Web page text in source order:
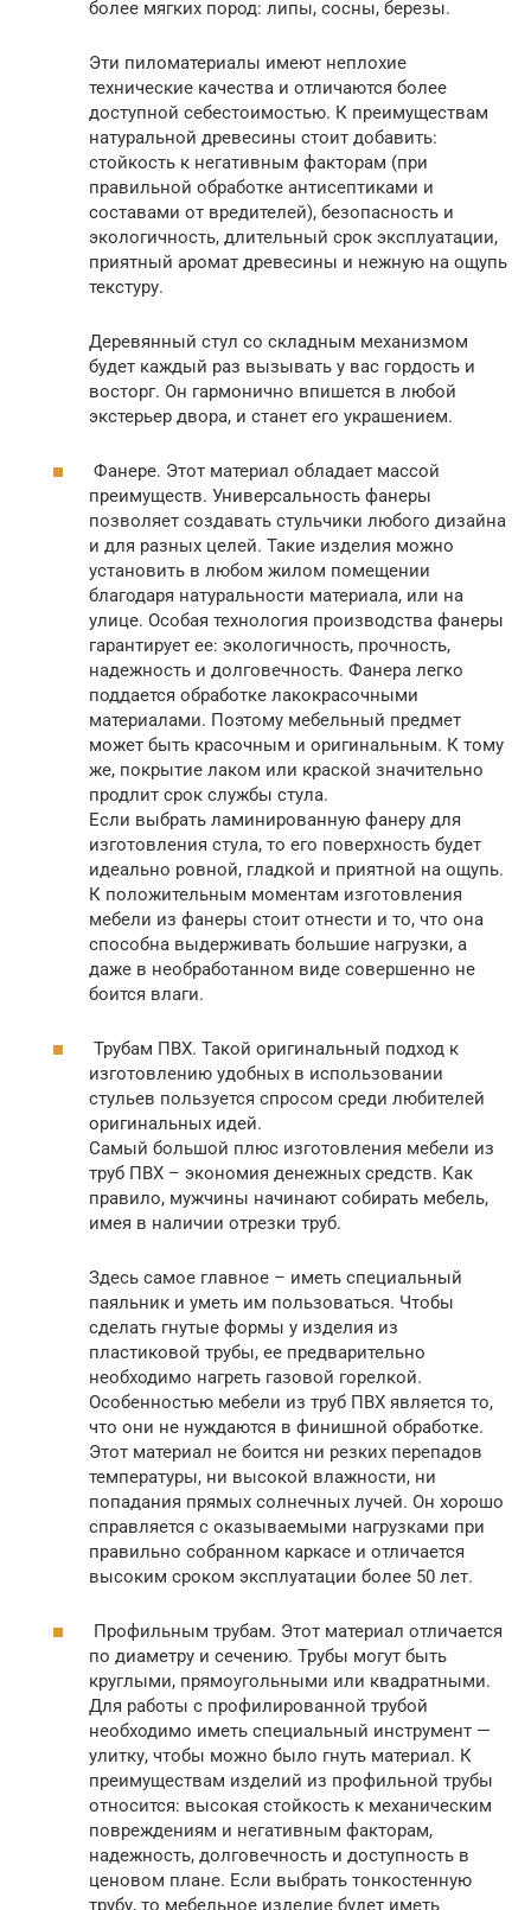
более мягких пород: липы, сосны, березы.
Эти пиломатериалы имеют неплохие
технические качества и отличаются более
доступной себестоимостью. К преимуществам
натуральной древесины стоит добавить:
стойкость к негативным факторам (при
правильной обработке антисептиками и
составами от вредителей), безопасность и
экологичность, длительный срок эксплуатации,
приятный аромат древесины и нежную на ощупь
текстуру.
Деревянный стул со складным механизмом
будет каждый раз вызывать у вас гордость и
восторг. Он гармонично впишется в любой
экстерьер двора, и станет его украшением.
Фанере. Этот материал обладает массой
преимуществ. Универсальность фанеры
позволяет создавать стульчики любого дизайна
и для разных целей. Такие изделия можно
установить в любом жилом помещении
благодаря натуральности материала, или на
улице. Особая технология производства фанеры
гарантирует ее: экологичность, прочность,
надежность и долговечность. Фанера легко
поддается обработке лакокрасочными
материалами. Поэтому мебельный предмет
может быть красочным и оригинальным. К тому
же, покрытие лаком или краской значительно
продлит срок службы стула.
Если выбрать ламинированную фанеру для
изготовления стула, то его поверхность будет
идеально ровной, гладкой и приятной на ощупь.
К положительным моментам изготовления
мебели из фанеры стоит отнести и то, что она
способна выдерживать большие нагрузки, а
даже в необработанном виде совершенно не
боится влаги.
Трубам ПВХ. Такой оригинальный подход к
изготовлению удобных в использовании
стульев пользуется спросом среди любителей
оригинальных идей.
Самый большой плюс изготовления мебели из
труб ПВХ – экономия денежных средств. Как
правило, мужчины начинают собирать мебель,
имея в наличии отрезки труб.
Здесь самое главное – иметь специальный
паяльник и уметь им пользоваться. Чтобы
сделать гнутые формы у изделия из
пластиковой трубы, ее предварительно
необходимо нагреть газовой горелкой.
Особенностью мебели из труб ПВХ является то,
что они не нуждаются в финишной обработке.
Этот материал не боится ни резких перепадов
температуры, ни высокой влажности, ни
попадания прямых солнечных лучей. Он хорошо
справляется с оказываемыми нагрузками при
правильно собранном каркасе и отличается
высоким сроком эксплуатации более 50 лет.
Профильным трубам. Этот материал отличается
по диаметру и сечению. Трубы могут быть
круглыми, прямоугольными или квадратными.
Для работы с профилированной трубой
необходимо иметь специальный инструмент —
улитку, чтобы можно было гнуть материал. К
преимуществам изделий из профильной трубы
относится: высокая стойкость к механическим
повреждениям и негативным факторам,
надежность, долговечность и доступность в
ценовом плане. Если выбрать тонкостенную
трубу, то мебельное изделие будет иметь